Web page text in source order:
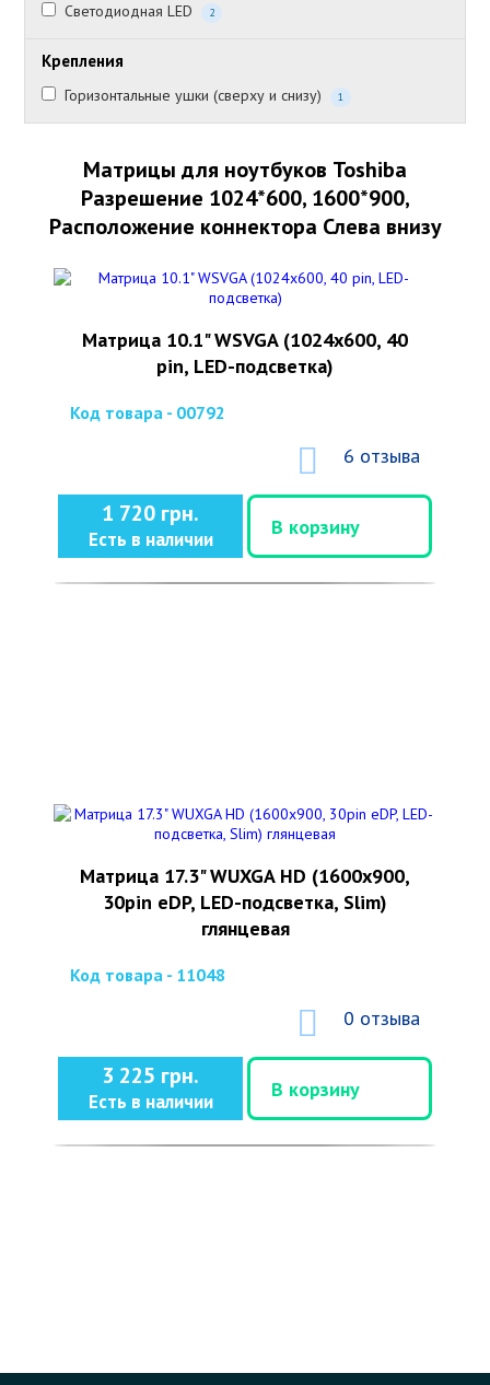
Светодиодная LED 2
Крепления
Горизонтальные ушки (сверху и снизу) 1
Матрицы для ноутбуков Toshiba
Разрешение 1024*600, 1600*900,
Расположение коннектора Слева внизу
Матрица 10.1" WSVGA (1024x600, 40
pin, LED-подсветка)
Код товара - 00792
6 отзыва
1 720 грн.
Есть в наличии
В корзину
Матрица 17.3" WUXGA HD (1600x900,
30pin eDP, LED-подсветка, Slim)
глянцевая
Код товара - 11048
0 отзыва
3 225 грн.
Есть в наличии
В корзину